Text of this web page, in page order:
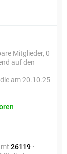
Mitglieder, 0
auf den
am 20.10.25
26119 •